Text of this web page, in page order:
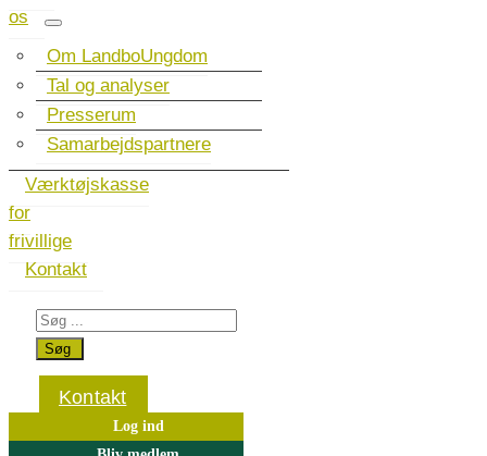
os
Om LandboUngdom
Tal og analyser
Presserum
Samarbejdspartnere
Værktøjskasse
for
frivillige
Kontakt
Kontakt
Log ind